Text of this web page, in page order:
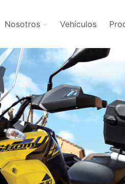
Nosotros Vehículos